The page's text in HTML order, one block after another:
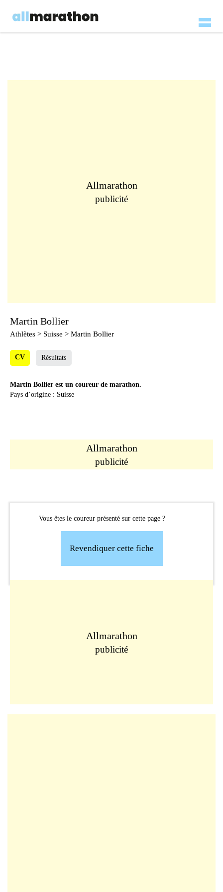
Allmarathon
publicité
Martin Bollier
Athlètes > Suisse > Martin Bollier
CV Résultats
Martin Bollier est un coureur de marathon.
Pays d’origine : Suisse
Allmarathon
publicité
Vous êtes le coureur présenté sur cette page ?
Revendiquer cette fiche
Allmarathon
publicité